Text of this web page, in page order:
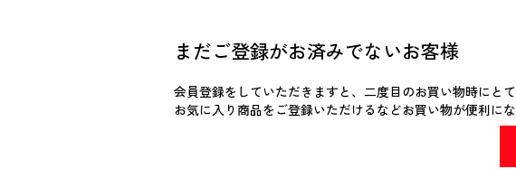
まだご登録がお済みでないお客様
会員登録をしていただきますと、二度目のお買い物時にとて
お気に入り商品をご登録いただけるなどお買い物が便利にな